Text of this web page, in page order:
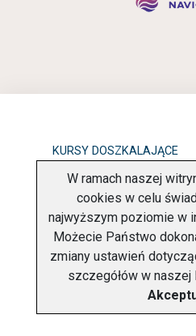
KURSY DOSZKALAJĄCE
OBOWIĄZEK
POLITYKA PRYWATNOŚCI
Copyright © 2026
W ramach naszej
cookies w celu
najwyższym poziomie w
Możecie Państwo
zmiany ustawień
szczegółów w naszej